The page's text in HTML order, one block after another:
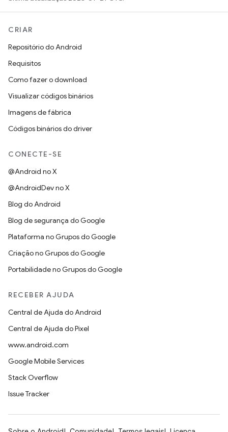
CRIAR
Repositório do Android
Requisitos
Como fazer o download
Visualizar códigos binários
Imagens de fábrica
Códigos binários do driver
CONECTE-SE
@Android no X
@AndroidDev no X
Blog do Android
Blog de segurança do Google
Plataforma no Grupos do Google
Criação no Grupos do Google
Portabilidade no Grupos do Google
RECEBER AJUDA
Central de Ajuda do Android
Central de Ajuda do Pixel
www.android.com
Google Mobile Services
Stack Overflow
Issue Tracker